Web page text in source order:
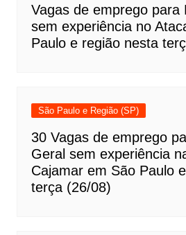
Vagas de emprego para
sem experiência no
Paulo e região nesta
São Paulo e Região (SP)
30 Vagas de emprego
Geral sem experiência
Cajamar em São Paulo
terça (26/08)